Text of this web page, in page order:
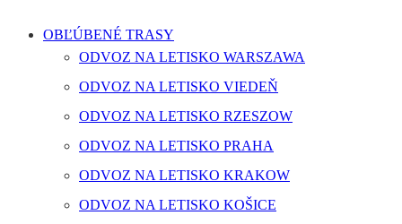
OBĽÚBENÉ TRASY
ODVOZ NA LETISKO WARSZAWA
ODVOZ NA LETISKO VIEDEŇ
ODVOZ NA LETISKO RZESZOW
ODVOZ NA LETISKO PRAHA
ODVOZ NA LETISKO KRAKOW
ODVOZ NA LETISKO KOŠICE